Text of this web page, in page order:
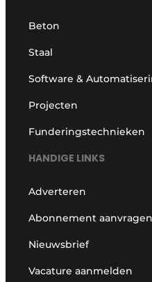
Beton
Staal
Software &
Projecten
Funderingstechnieken
HANDIGE LINKS
Adverteren
Abonnement aanvragen
Nieuwsbrief
Vacature aanmelden